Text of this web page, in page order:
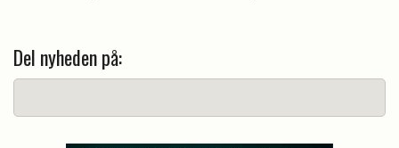
Del nyheden på: